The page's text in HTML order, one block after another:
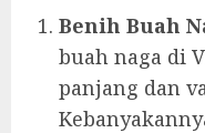
Benih Buah
buah naga di
panjang dan